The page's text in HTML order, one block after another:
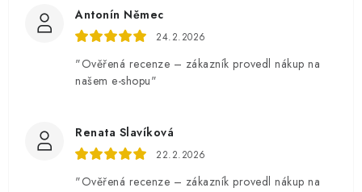
Antonín Němec
24.2.2026
"Ověřená recenze – zákazník provedl nákup na
našem e-shopu"
Renata Slavíková
22.2.2026
"Ověřená recenze – zákazník provedl nákup na